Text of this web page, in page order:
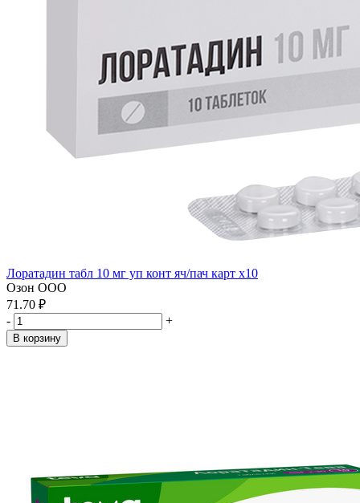
Лоратадин табл 10 мг уп конт яч/пач карт x10
Озон ООО
71.70 ₽
-
+
В корзину